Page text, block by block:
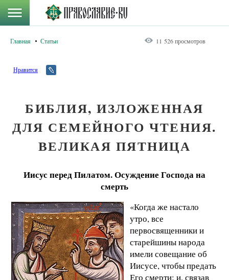
Главная Статьи 11 526 просмотров
Нравится
БИБЛИЯ, ИЗЛОЖЕННАЯ
ДЛЯ СЕМЕЙНОГО ЧТЕНИЯ.
ВЕЛИКАЯ ПЯТНИЦА
Иисус перед Пилатом. Осуждение Господа на
смерть
«Когда же настало
утро, все
первосвященники и
старейшины народа
имели совещание об
Иисусе, чтобы предать
Его смерти; и, связав